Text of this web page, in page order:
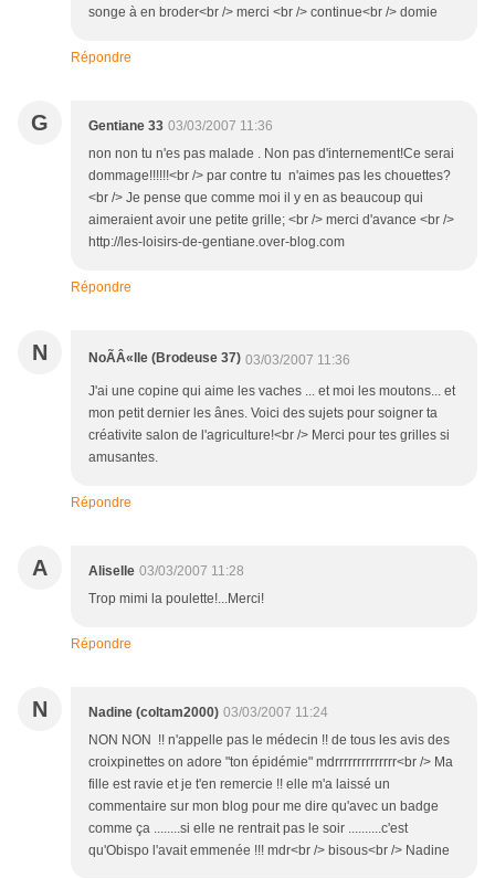
songe à en broder<br /> merci <br /> continue<br /> domie
Répondre
G Gentiane 33 03/03/2007 11:36
non non tu n'es pas malade . Non pas d'internement!Ce serai
dommage!!!!!!<br /> par contre tu n'aimes pas les chouettes?
<br /> Je pense que comme moi il y en as beaucoup qui
aimeraient avoir une petite grille; <br /> merci d'avance <br />
http://les-loisirs-de-gentiane.over-blog.com
Répondre
N NoÃÂ«lle (Brodeuse 37) 03/03/2007 11:36
J'ai une copine qui aime les vaches ... et moi les moutons... et
mon petit dernier les ânes. Voici des sujets pour soigner ta
créativite salon de l'agriculture!<br /> Merci pour tes grilles si
amusantes.
Répondre
A Aliselle 03/03/2007 11:28
Trop mimi la poulette!...Merci!
Répondre
N Nadine (coltam2000) 03/03/2007 11:24
NON NON !! n'appelle pas le médecin !! de tous les avis des
croixpinettes on adore "ton épidémie" mdrrrrrrrrrrrrrr<br /> Ma
fille est ravie et je t'en remercie !! elle m'a laissé un
commentaire sur mon blog pour me dire qu'avec un badge
comme ça ........si elle ne rentrait pas le soir ..........c'est
qu'Obispo l'avait emmenée !!! mdr<br /> bisous<br /> Nadine